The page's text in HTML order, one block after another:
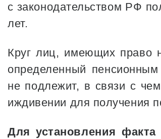
с законодательством РФ
лет.
Круг лиц, имеющих право
определенный
не подлежит, в связи с
иждивении для получения
Для установления